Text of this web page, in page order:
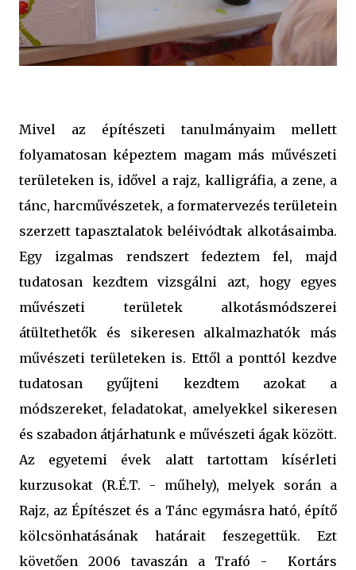
Mivel az építészeti tanulmányaim mellett
folyamatosan képeztem magam más művészeti
területeken is, idővel a rajz, kalligráfia, a zene, a
tánc, harcművészetek, a formatervezés területein
szerzett tapasztalatok beléivódtak alkotásaimba.
Egy izgalmas rendszert fedeztem fel, majd
tudatosan kezdtem vizsgálni azt, hogy egyes
művészeti területek alkotásmódszerei
átültethetők és sikeresen alkalmazhatók más
művészeti területeken is. Ettől a ponttól kezdve
tudatosan gyűjteni kezdtem azokat a
módszereket, feladatokat, amelyekkel sikeresen
és szabadon átjárhatunk e művészeti ágak között.
Az egyetemi évek alatt tartottam kísérleti
kurzusokat (R.É.T. - műhely), melyek során a
Rajz, az Építészet és a Tánc egymásra ható, építő
kölcsönhatásának határait feszegettük. Ezt
követően 2006 tavaszán a Trafó -
Kortárs